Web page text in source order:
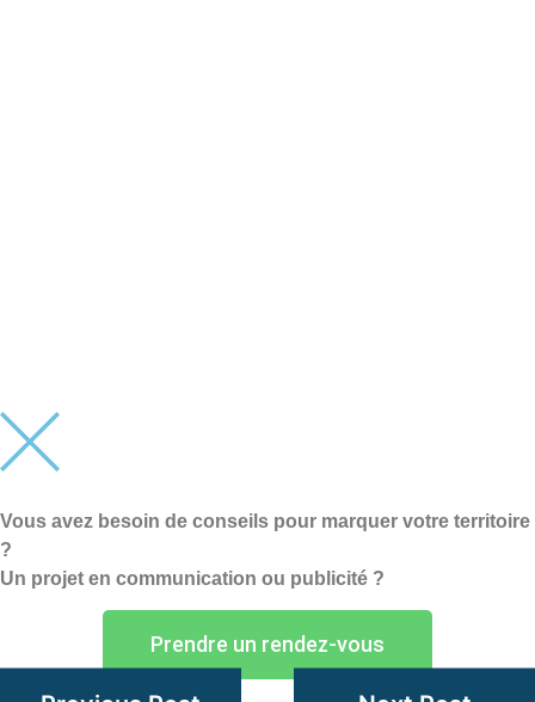
Vous avez besoin de conseils pour marquer votre territoire
?
Un projet en communication ou publicité ?
Prendre un rendez-vous